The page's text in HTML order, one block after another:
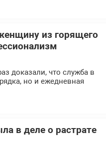
из горящего
доказали, что служба в
но и ежедневная
в деле о растрате